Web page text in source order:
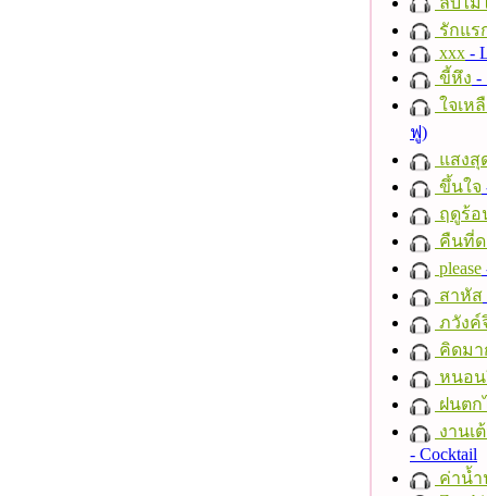
รักแร
xxx -
ขี้หึง -
ใจเห
ฟู)
แสงสุ
ขึ้นใจ
ฤดูร้อ
คืนที่ด
please
สาหัส
ภวังค์
คิดมา
หนอน
ฝนตก
งานเ
- Cocktail
ค่าน้